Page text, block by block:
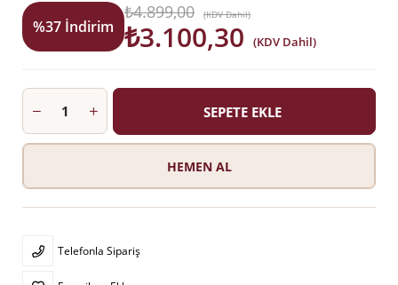
%37 İndirim
₺4.899,00 (KDV Dahil)
₺3.100,30 (KDV Dahil)
Telefonla Sipariş